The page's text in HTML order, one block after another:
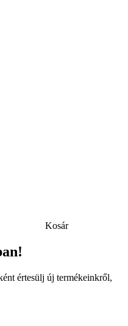
Kosár
értesülj új termékeinkről,